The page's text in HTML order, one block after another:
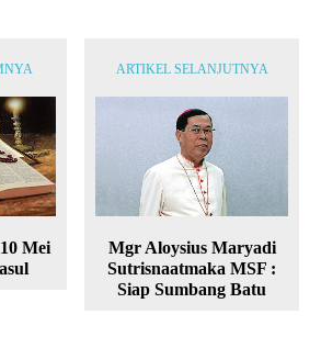
Mei
ARTIKEL SELANJUTNYA
Mgr Aloysius Maryadi
Sutrisnaatmaka MSF :
Siap Sumbang Batu